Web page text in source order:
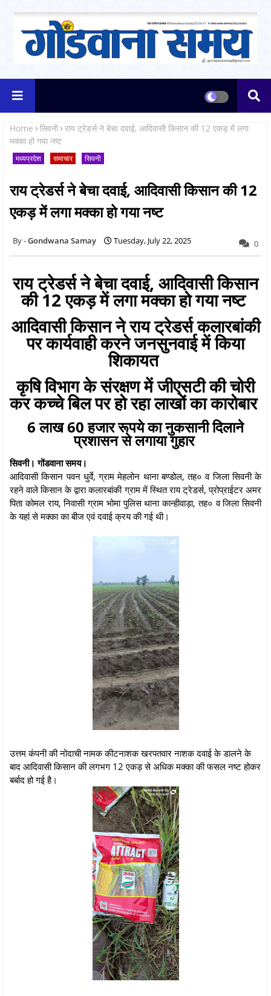
Home सिवनी राय ट्रेडर्स ने बेचा दवाई, आदिवासी किसान की 12 एकड़ में लगा
मक्का हो गया नष्ट
मध्यप्रदेश समाचार सिवनी
राय ट्रेडर्स ने बेचा दवाई, आदिवासी किसान की 12
एकड़ में लगा मक्का हो गया नष्ट
Gondwana Samay Tuesday, July 22, 2025 0
राय ट्रेडर्स ने बेचा दवाई, आदिवासी किसान
की 12 एकड़ में लगा मक्का हो गया नष्ट
आदिवासी किसान ने राय ट्रेडर्स कलारबांकी
पर कार्यवाही करने जनसुनवाई में किया
शिकायत
कृषि विभाग के संरक्षण में जीएसटी की चोरी
कर कच्चे बिल पर हो रहा लाखों का कारोबार
6 लाख 60 हजार रूपये का नुकसानी दिलाने
प्रशासन से लगाया गुहार
सिवनी। गोंडवाना समय।
आदिवासी किसान पवन धुर्वे, ग्राम मेहलोन थाना बण्डोल, तह० व जिला सिवनी के
रहने वाले किसान के द्वारा कलारबांकी ग्राम में स्थित राय ट्रेडर्स, प्रोप्राईटर अमर
पिता कोमल राय, निवासी ग्राम भोमा पुलिस थाना कान्हीवाड़ा, तह० व जिला सिवनी
के यहां से मक्का का बीज एवं दवाई क्रय की गई थी।
उत्तम कंपनी की नोदाची नामक कीटनाशक खरपतवार नाशक दवाई के डालने के
बाद आदिवासी किसान की लगभग 12 एकड़ से अधिक मक्का की फसल नष्ट होकर
बर्बाद हो गई है।